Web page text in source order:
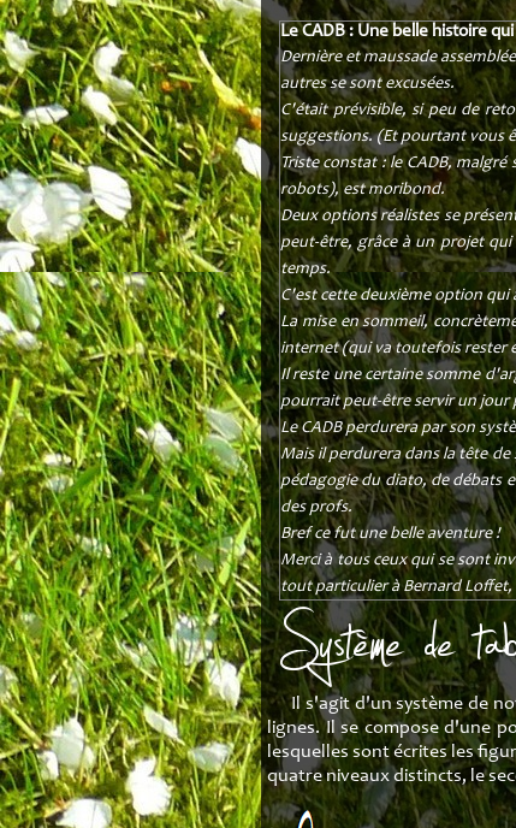
Le CADB : Une belle histoire
Dernière et maussade
autres se sont excusées.
C'était prévisible, si peu de
suggestions. (Et pourtant vous
Triste constat : le CADB,
robots), est moribond.
Deux options réalistes se
peut-être, grâce à un projet
temps.
C'est cette deuxième option qui
La mise en sommeil,
internet (qui va toutefois rester
Il reste une certaine somme
pourrait peut-être servir un jour
Le CADB perdurera par son
Mais il perdurera dans la tête
pédagogie du diato, de débats
des profs.
Bref ce fut une belle aventure !
Merci à tous ceux qui se sont
tout particulier à Bernard Loffet,
Système de
Il s'agit d'un système de
lignes. Il se compose d'une
lesquelles sont écrites les
quatre niveaux distincts, le